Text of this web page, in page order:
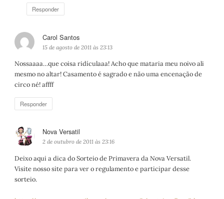
Responder
Carol Santos
i
s
e
15 de agosto de 2011 às 23:13
Nossaaaa…que coisa ridículaaa! Acho que mataria meu noivo ali
mesmo no altar! Casamento é sagrado e não uma encenação de
circo né! affff
Responder
Nova Versatil
i
s
e
2 de outubro de 2011 às 23:16
Deixo aqui a dica do Sorteio de Primavera da Nova Versatil.
Visite nosso site para ver o regulamento e participar desse
sorteio.